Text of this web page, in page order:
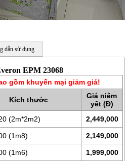
dẫn sử dụng
EPM 23068
gồm khuyến mại giảm giá!
Kích thước
Giá niêm
yết (Đ)
(2m*2m2) 2,449,000
(1m8) 2,149,000
(1m6) 1,999,000